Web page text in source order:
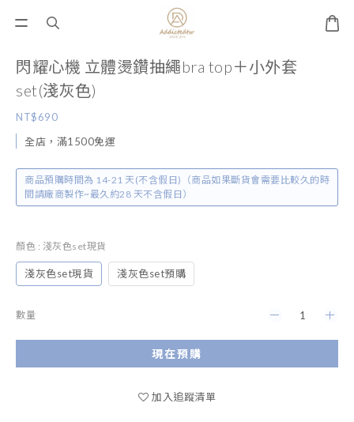
閃耀心機 立體燙鑽抽繩bra top＋小外套
set(淺灰色)
NT$690
全店，滿1500免運
商品預購時間為 14-21 天(不含假日)（商品如果斷貨會需要比較久的時
間請廠商製作~最久約28 天不含假日）
顏色 : 淺灰色set現貨
淺灰色set現貨 淺灰色set預購
數量
現在預購
加入追蹤清單